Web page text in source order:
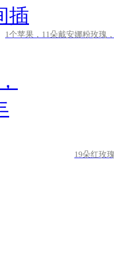
1个苹果，11朵戴安娜粉玫瑰
19朵红玫